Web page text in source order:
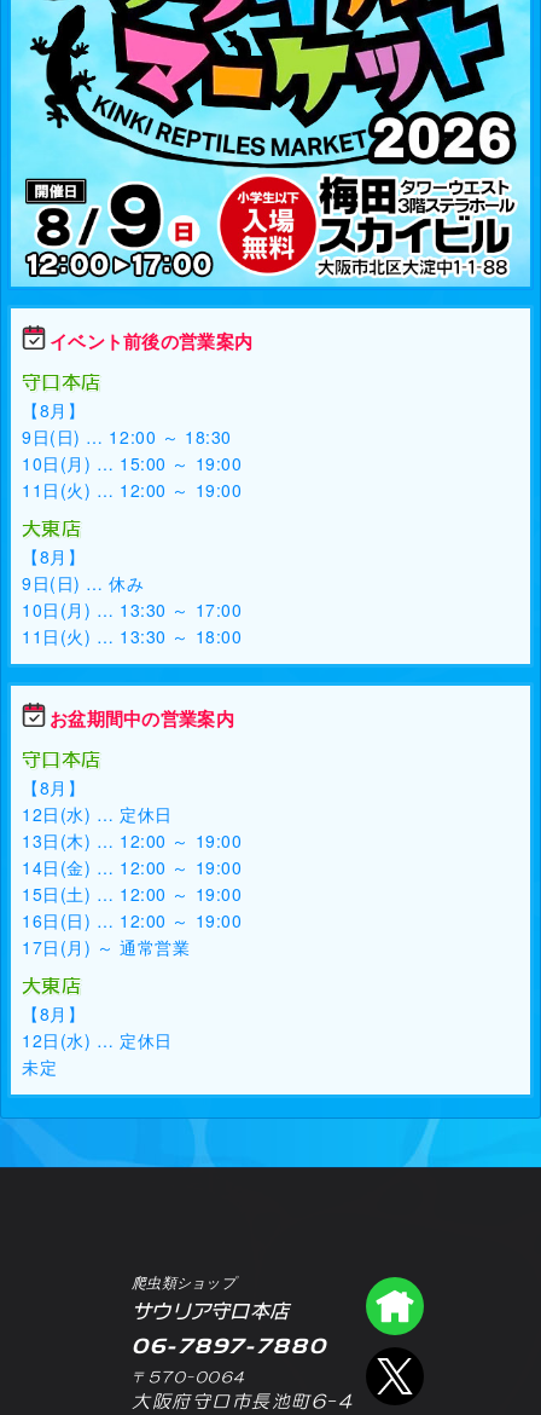
イベント前後の営業案内
守口本店
【8月】
9日(日) … 12:00 ～ 18:30
10日(月) … 15:00 ～ 19:00
11日(火) … 12:00 ～ 19:00
大東店
【8月】
9日(日) … 休み
10日(月) … 13:30 ～ 17:00
11日(火) … 13:30 ～ 18:00
お盆期間中の営業案内
守口本店
【8月】
12日(水) … 定休日
13日(木) … 12:00 ～ 19:00
14日(金) … 12:00 ～ 19:00
15日(土) … 12:00 ～ 19:00
16日(日) … 12:00 ～ 19:00
17日(月) ～ 通常営業
大東店
【8月】
12日(水) … 定休日
未定
爬虫類ショップ
サウリア守口本店
06-7897-7880
〒570-0064
大阪府守口市長池町6-4